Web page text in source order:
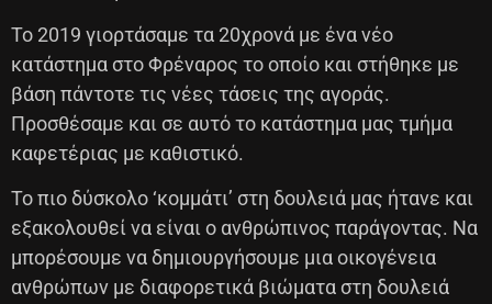
Το 2019 γιορτάσαμε τα 20χρονά με ένα νέο
κατάστημα στο Φρέναρος το οποίο και στήθηκε με
βάση πάντοτε τις νέες τάσεις της αγοράς.
Προσθέσαμε και σε αυτό το κατάστημα μας τμήμα
καφετέριας με καθιστικό.
Το πιο δύσκολο ‘κομμάτι’ στη δουλειά μας ήτανε και
εξακολουθεί να είναι ο ανθρώπινος παράγοντας. Να
μπορέσουμε να δημιουργήσουμε μια οικογένεια
ανθρώπων με διαφορετικά βιώματα στη δουλειά